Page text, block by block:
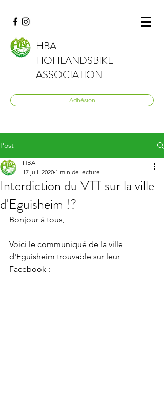
HBA
HOHLANDSBIKE
ASSOCIATION
Adhésion
Post
Interdiction du VTT sur la ville
d'Eguisheim !?
HBA
17 juil. 2020 1 min de lecture
Bonjour à tous,
Voici le communiqué de la ville
d'Eguisheim trouvable sur leur
Facebook :